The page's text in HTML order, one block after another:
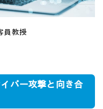
員教授
バー攻撃と向き合